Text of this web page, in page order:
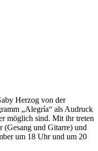
Herzog von der
„Alegría“ als Audruck
möglich sind. Mit ihr treten
(Gesang und Gitarre) und
um 18 Uhr und um 20